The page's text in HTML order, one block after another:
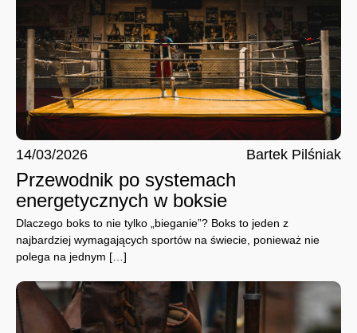
14/03/2026 Bartek Pilśniak
Przewodnik po systemach
energetycznych w boksie
Dlaczego boks to nie tylko „bieganie”? Boks to jeden z
najbardziej wymagających sportów na świecie, ponieważ nie
polega na jednym […]